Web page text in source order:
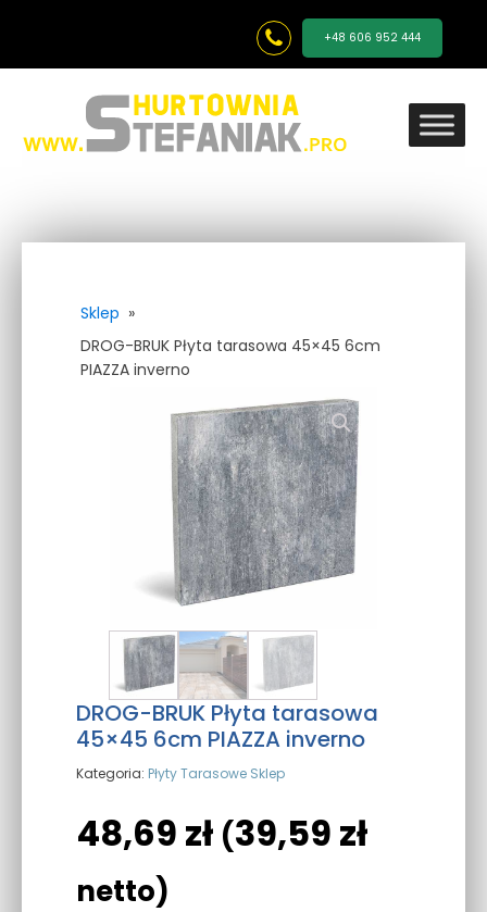
+48 606 952 444
Sklep »
DROG-BRUK Płyta tarasowa 45×45 6cm
PIAZZA inverno
DROG-BRUK Płyta tarasowa
45×45 6cm PIAZZA inverno
Kategoria: Płyty Tarasowe Sklep
48,69 zł (39,59 zł
netto)